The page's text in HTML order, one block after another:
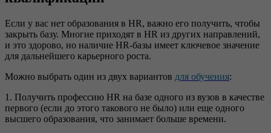
Если у вас нет образования в HR, важно его получить, чтобы
закрыть базу. Многие приходят в HR из других направлений,
и это здорово, но наличие HR-базы имеет ключевое значение
для дальнейшего карьерного роста.
Можно выбрать один из двух вариантов для обучения:
1. Получить профессию HR на базе одного из вузов в качестве
первого (если до этого такового не было) или еще одного
высшего образования, что занимает больше времени.